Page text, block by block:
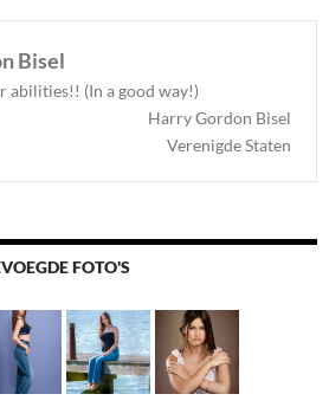
Bisel
abilities!! (In a good way!)
Harry Gordon Bisel
Verenigde Staten
FOTO'S